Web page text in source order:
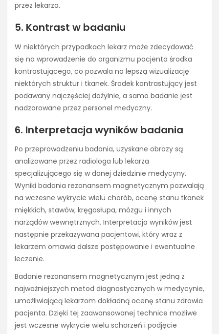
przez lekarza.
5. Kontrast w badaniu
W niektórych przypadkach lekarz może zdecydować
się na wprowadzenie do organizmu pacjenta środka
kontrastującego, co pozwala na lepszą wizualizację
niektórych struktur i tkanek. Środek kontrastujący jest
podawany najczęściej dożylnie, a samo badanie jest
nadzorowane przez personel medyczny.
6. Interpretacja wyników badania
Po przeprowadzeniu badania, uzyskane obrazy są
analizowane przez radiologa lub lekarza
specjalizującego się w danej dziedzinie medycyny.
Wyniki badania rezonansem magnetycznym pozwalają
na wczesne wykrycie wielu chorób, ocenę stanu tkanek
miękkich, stawów, kręgosłupa, mózgu i innych
narządów wewnętrznych. Interpretacja wyników jest
następnie przekazywana pacjentowi, który wraz z
lekarzem omawia dalsze postępowanie i ewentualne
leczenie.
Badanie rezonansem magnetycznym jest jedną z
najważniejszych metod diagnostycznych w medycynie,
umożliwiającą lekarzom dokładną ocenę stanu zdrowia
pacjenta. Dzięki tej zaawansowanej technice możliwe
jest wczesne wykrycie wielu schorzeń i podjęcie